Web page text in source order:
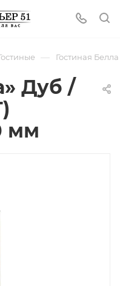
— Гостиная
Дуб /
мм